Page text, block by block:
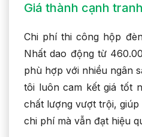
Giá thành cạnh tranh
Chi phí thi công hộp
Nhất dao động từ
phù hợp với nhiều ngân
tôi luôn cam kết giá tốt
chất lượng vượt trội, giúp
chi phí mà vẫn đạt hiệu